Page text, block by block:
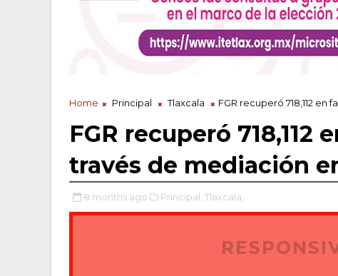
Home Principal Tlaxcala FGR recuperó 718,112
FGR recuperó
través de mediación
8 months ago Principal, Tlaxcala,